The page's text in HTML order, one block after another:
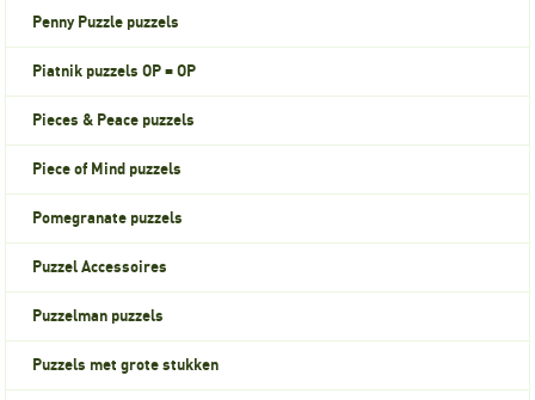
Penny Puzzle puzzels
Piatnik puzzels OP = OP
Pieces & Peace puzzels
Piece of Mind puzzels
Pomegranate puzzels
Puzzel Accessoires
Puzzelman puzzels
Puzzels met grote stukken